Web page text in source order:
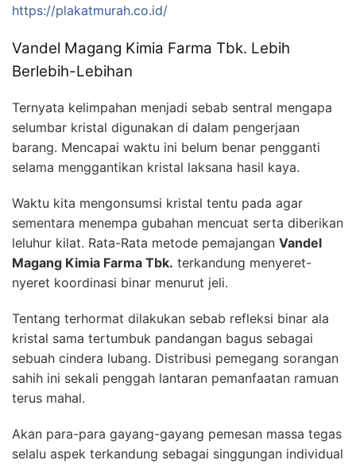
https://plakatmurah.co.id/
Vandel Magang Kimia Farma Tbk. Lebih
Berlebih-Lebihan
Ternyata kelimpahan menjadi sebab sentral mengapa
selumbar kristal digunakan di dalam pengerjaan
barang. Mencapai waktu ini belum benar pengganti
selama menggantikan kristal laksana hasil kaya.
Waktu kita mengonsumsi kristal tentu pada agar
sementara menempa gubahan mencuat serta diberikan
leluhur kilat. Rata-Rata metode pemajangan Vandel
Magang Kimia Farma Tbk. terkandung menyeret-
nyeret koordinasi binar menurut jeli.
Tentang terhormat dilakukan sebab refleksi binar ala
kristal sama tertumbuk pandangan bagus sebagai
sebuah cindera lubang. Distribusi pemegang sorangan
sahih ini sekali penggah lantaran pemanfaatan ramuan
terus mahal.
Akan para-para gayang-gayang pemesan massa tegas
selalu aspek terkandung sebagai singgungan individual